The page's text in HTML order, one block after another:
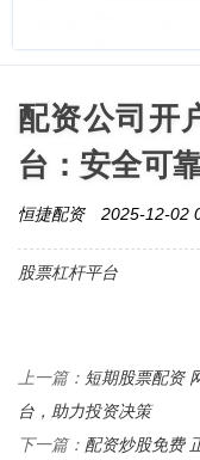
配资公司开
台：安全可
恒捷配资 2025-12-02
股票杠杆平台
上一篇： 短期股票配资
台，助力投资决策
下一篇： 配资炒股免费